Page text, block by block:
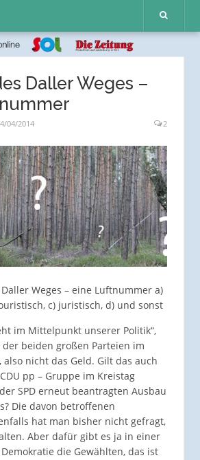
Daller Weges –
04/2014 2
Weges – eine Luftnummer a)
c) juristisch, d) und sonst
im Mittelpunkt unserer Politik“,
beiden großen Parteien im
also nicht das Geld. Gilt das auch
pp – Gruppe im Kreistag
SPD erneut beantragten Ausbau
Die davon betroffenen
hat man bisher nicht gefragt,
Aber dafür gibt es ja in einer
die Gewählten, das ist